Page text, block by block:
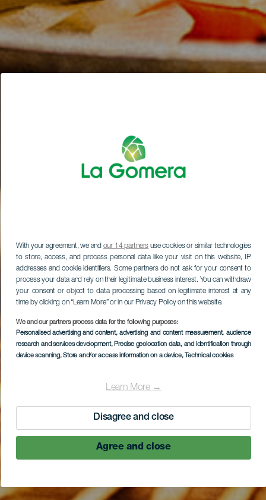
With your agreement, we and our 14 partners use cookies or similar technologies
to store, access, and process personal data like your visit on this website, IP
addresses and cookie identifiers. Some partners do not ask for your consent to
process your data and rely on their legitimate business interest. You can withdraw
your consent or object to data processing based on legitimate interest at any
time by clicking on “Learn More” or in our Privacy Policy on this website.
We and our partners process data for the following purposes:
Personalised advertising and content, advertising and content measurement, audience
research and services development, Precise geolocation data, and identification through
device scanning, Store and/or access information on a device, Technical cookies
Learn More →
Disagree and close
Agree and close